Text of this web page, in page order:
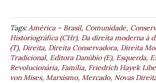
Tags:América – Brasil, Comunidade,
Historiográfica (CHr), Da direita moderna à
(T), Direita, Direita Conservadora, Direita
Tradicional, Editora Danúbio (E), Esquerda,
Revolucionária, Família, Friedrich Hayek
von Mises, Marxismo, Mercado, Novas